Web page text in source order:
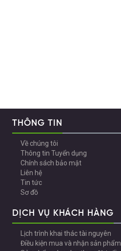
THÔNG TIN
Về chúng tôi
Thông tin Tuyển dụng
Chính sách bảo mật
Liên hệ
Tin tức
Sơ đồ
DỊCH VỤ KHÁCH HÀNG
Lịch trình khai thác tài nguyên
Điều kiện mua và nhận sản phẩm